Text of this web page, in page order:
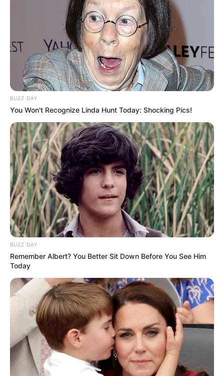
BUZZ DAY
You Won't Recognize Linda Hunt Today: Shocking Pics!
BUZZ DAY
Remember Albert? You Better Sit Down Before You See Him
Today